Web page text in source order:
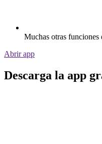
Muchas otras funciones
Abrir app
Descarga la app